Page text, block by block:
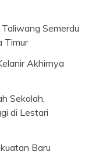
Semerdu
Timur
Akhirnya
Sekolah,
di Lestari
Baru